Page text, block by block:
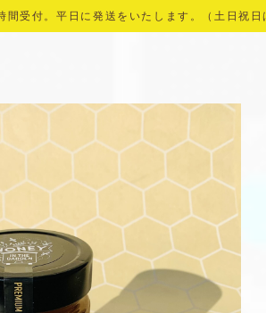
間受付。平日に発送をいたします。（土日祝日